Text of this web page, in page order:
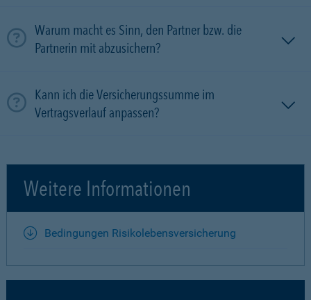
Warum macht es Sinn, den Partner bzw. die
Partnerin mit ab­zu­sichern?
Kann ich die Versicherungssumme im
Vertragsverlauf anpassen?
Weitere Informationen
Bedingungen Risikolebensversicherung